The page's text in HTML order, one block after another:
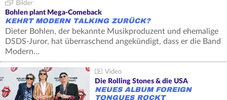
Bohlen plant Mega-Comeback
KEHRT MODERN TALKING ZURÜCK?
Dieter Bohlen, der bekannte Musikproduzent und ehemalige
DSDS-Juror, hat überraschend angekündigt, dass er die Band
Modern…
Die Rolling Stones & die USA
NEUES ALBUM FOREIGN
TONGUES ROCKT